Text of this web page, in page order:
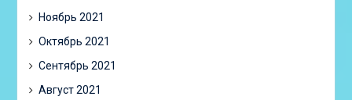
Ноябрь 2021
Октябрь 2021
Сентябрь 2021
Август 2021